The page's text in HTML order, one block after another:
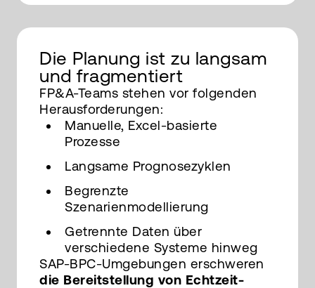
Die Planung ist zu langsam
und fragmentiert
FP&A-Teams stehen vor folgenden
Herausforderungen:
Manuelle, Excel-basierte
Prozesse
Langsame Prognosezyklen
Begrenzte
Szenarienmodellierung
Getrennte Daten über
verschiedene Systeme hinweg
SAP-BPC-Umgebungen erschweren
die Bereitstellung von Echtzeit-